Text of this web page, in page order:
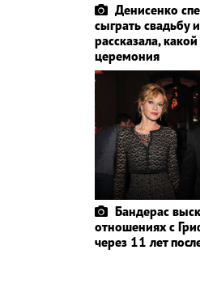
Денисенко
сыграть свадьбу и
рассказала,
церемония
Бандерас
отношениях с
через 11 лет